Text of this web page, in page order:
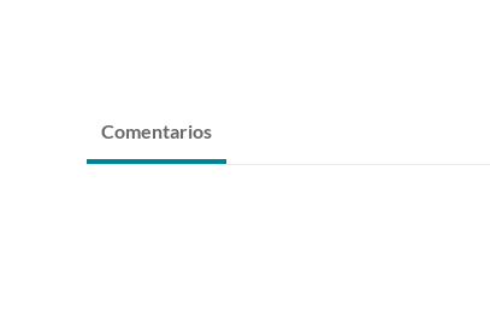
Comentarios